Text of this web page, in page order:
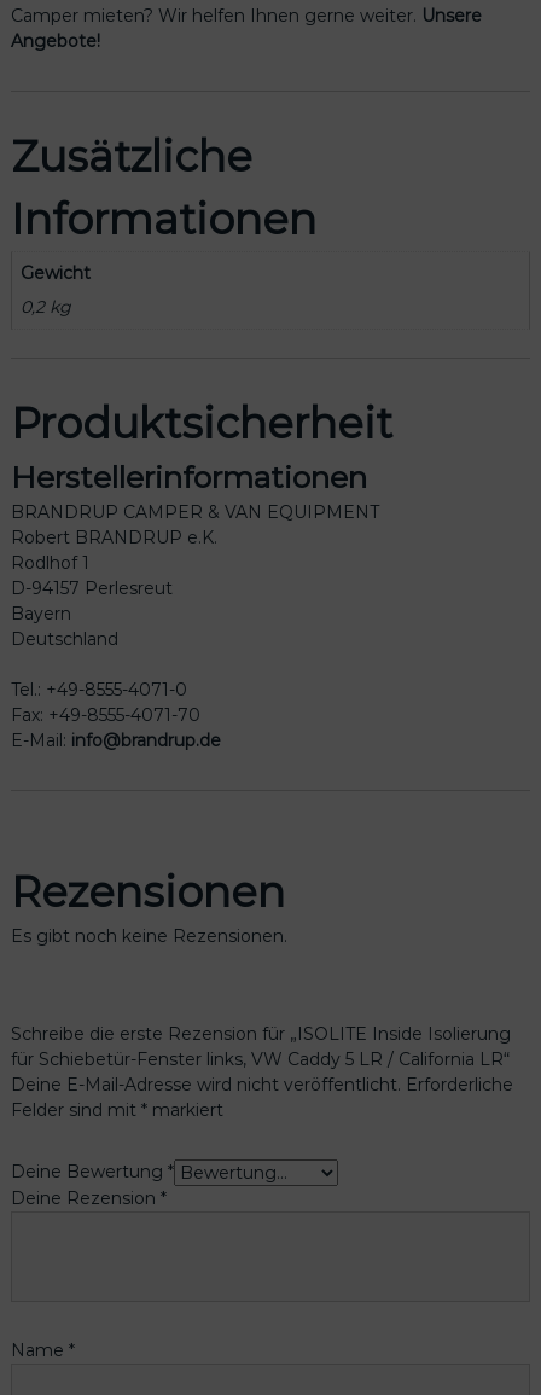
Camper mieten? Wir helfen Ihnen gerne weiter. Unsere
Angebote!
Zusätzliche
Informationen
Gewicht
0,2 kg
Produktsicherheit
Herstellerinformationen
BRANDRUP CAMPER & VAN EQUIPMENT
Robert BRANDRUP e.K.
Rodlhof 1
D-94157 Perlesreut
Bayern
Deutschland
Tel.: +49-8555-4071-0
Fax: +49-8555-4071-70
E-Mail: info@brandrup.de
Rezensionen
Es gibt noch keine Rezensionen.
Schreibe die erste Rezension für „ISOLITE Inside Isolierung
für Schiebetür-Fenster links, VW Caddy 5 LR / California LR“
Deine E-Mail-Adresse wird nicht veröffentlicht. Erforderliche
Felder sind mit *markiert
Deine Bewertung *
Deine Rezension *
Name *